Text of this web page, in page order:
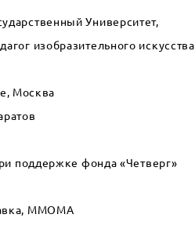
Университет,
изобразительного искусства
Москва
поддержке фонда «Четверг»
ММОМА